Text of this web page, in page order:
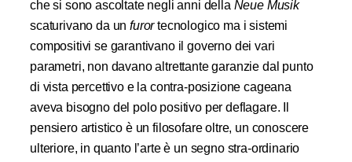
che si sono ascoltate negli anni della Neue Musik
scaturivano da unfurortecnologico ma i sistemi
compositivi se garantivano il governo dei vari
parametri, non davano altrettante garanzie dal punto
di vista percettivo e la contra-posizione cageana
aveva bisogno del polo positivo per deflagare. Il
pensiero artistico è un filosofare oltre, un conoscere
ulteriore, in quanto l’arte è un segno stra-ordinario